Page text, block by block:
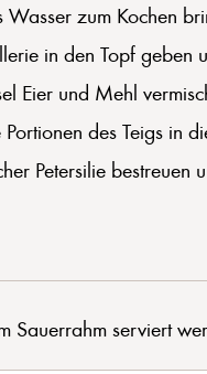
zum Kochen
in den Topf
Eier und Mehl
des Teigs in
Petersilie
Sauerrahm serviert